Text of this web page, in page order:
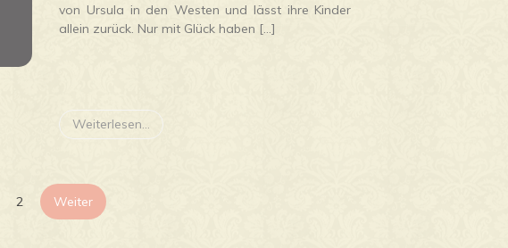
von Ursula in den Westen und lässt ihre Kinder
allein zurück. Nur mit Glück haben […]
Weiterlesen...
Seitennummerierung
2 Weiter